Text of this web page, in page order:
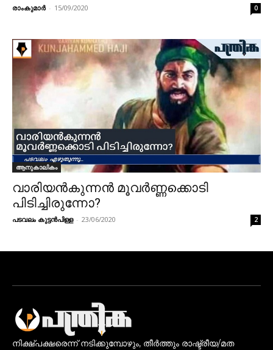
രാംകുമാർ - 15/09/2020 0
ആനുകാലികം
വാരിയൻകുന്നൻ മൂവർണ്ണക്കൊടി
പിടിച്ചിരുന്നോ?
പടവലം കുട്ടൻപിള്ള - 23/06/2020 2
നിക്ഷ്പക്ഷരെന്ന് നടിക്കുമ്പോഴും, തീർത്തും രാഷ്ട്രീയ/മത